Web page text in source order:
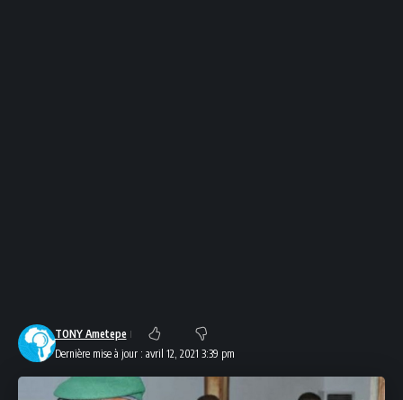
Dernière mise à jour : avril 12, 2021 3:39 pm
TONY Ametepe